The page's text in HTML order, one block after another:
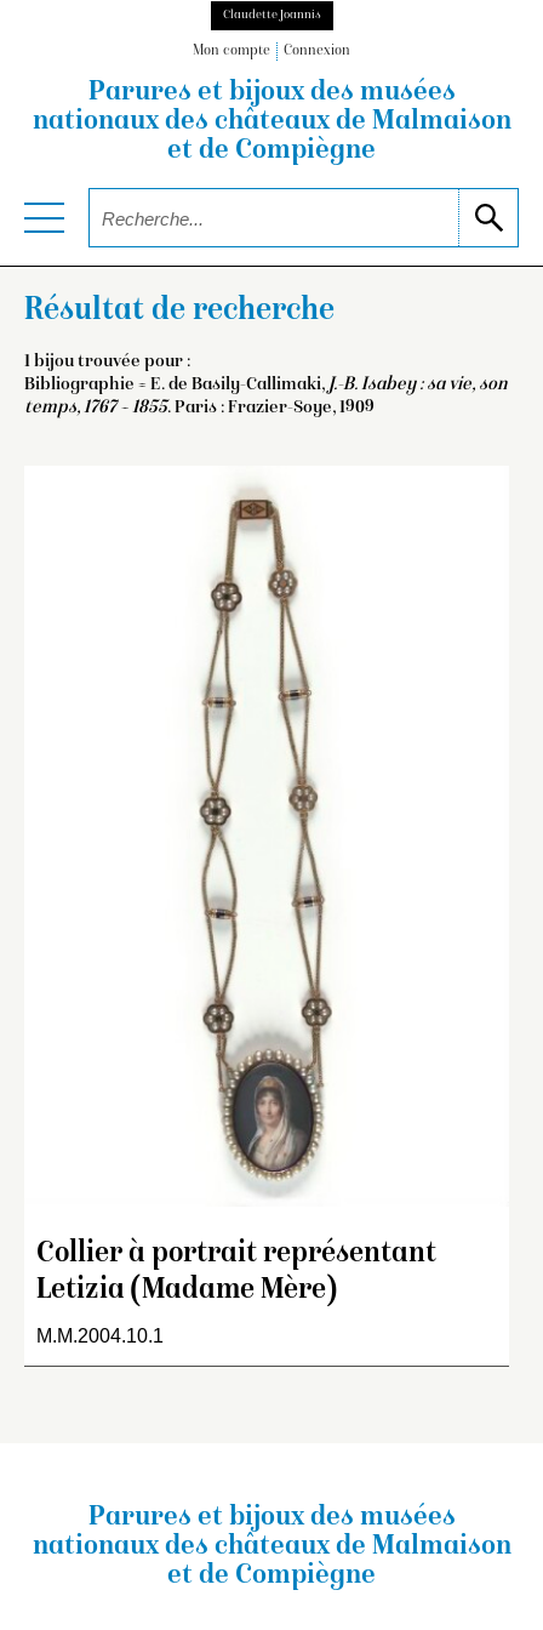
Claudette Joannis
Mon compte Connexion
Parures et bijoux des musées
nationauxdes châteaux de Malmaison
et de Compiègne
Résultat de recherche
1 bijou trouvée pour :
Bibliographie = E. de Basily-Callimaki, J.-B. Isabey : sa vie, son
temps, 1767 – 1855. Paris : Frazier-Soye, 1909
Collier à portrait représentant
Letizia (Madame Mère)
M.M.2004.10.1
Parures et bijoux des musées
nationauxdes châteaux de Malmaison
et de Compiègne